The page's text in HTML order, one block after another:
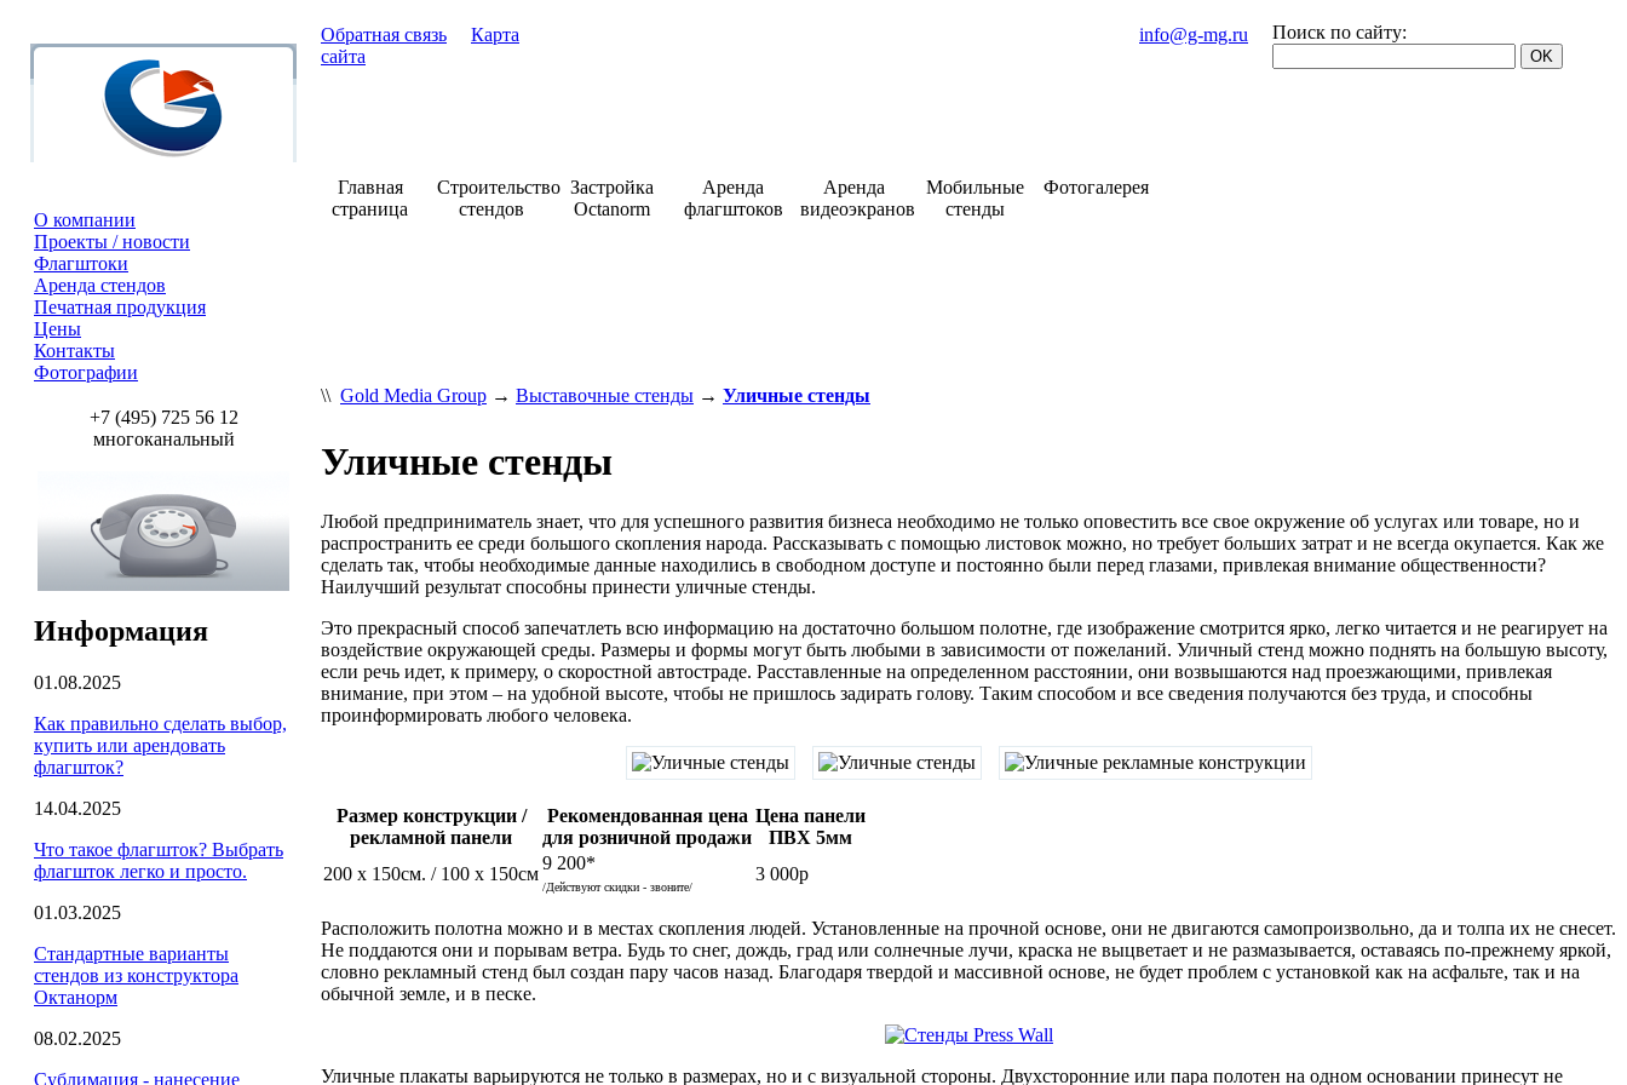
Главная
страница
Строительство
стендов
Застройка
Octanorm
Аренда
флагштоков
Аренда
видеоэкранов
Мобильные
стенды
Фотогалерея
О компании
Проекты / новости
Флагштоки
Аренда стендов
Печатная продукция
Цены
Контакты
Фотографии
+7 (495) 725 56 12
многоканальный
Информация
01.08.2025
Как правильно сделать выбор,
купить или арендовать
флагшток?
14.04.2025
Что такое флагшток? Выбрать
флагшток легко и просто.
01.03.2025
Стандартные варианты
стендов из конструктора
Октанорм
08.02.2025
Сублимация - нанесение
Поиск по сайту:
info@g-mg.ru
Обратная связь
Карта
сайта
\\ Gold Media Group → Выставочные стенды → Уличные стенды
Уличные стенды
Любой предприниматель знает, что для успешного развития бизнеса необходимо не только оповестить все свое окружение об услугах или товаре, но и
распространить ее среди большого скопления народа. Рассказывать с помощью листовок можно, но требует больших затрат и не всегда окупается. Как же
сделать так, чтобы необходимые данные находились в свободном доступе и постоянно были перед глазами, привлекая внимание общественности?
Наилучший результат способны принести уличные стенды.
Это прекрасный способ запечатлеть всю информацию на достаточно большом полотне, где изображение смотрится ярко, легко читается и не реагирует на
воздействие окружающей среды. Размеры и формы могут быть любыми в зависимости от пожеланий. Уличный стенд можно поднять на большую высоту,
если речь идет, к примеру, о скоростной автостраде. Расставленные на определенном расстоянии, они возвышаются над проезжающими, привлекая
внимание, при этом – на удобной высоте, чтобы не пришлось задирать голову. Таким способом и все сведения получаются без труда, и способны
проинформировать любого человека.
Размер конструкции /
рекламной панели
Рекомендованная цена
для розничной продажи
Цена панели
ПВХ 5мм
200 х 150см. / 100 х 150см
9 200*
/Действуют скидки - звоните/
3 000р
Расположить полотна можно и в местах скопления людей. Установленные на прочной основе, они не двигаются самопроизвольно, да и толпа их не снесет.
Не поддаются они и порывам ветра. Будь то снег, дождь, град или солнечные лучи, краска не выцветает и не размазывается, оставаясь по-прежнему яркой,
словно рекламный стенд был создан пару часов назад. Благодаря твердой и массивной основе, не будет проблем с установкой как на асфальте, так и на
обычной земле, и в песке.
Уличные плакаты варьируются не только в размерах, но и с визуальной стороны. Двухсторонние или пара полотен на одном основании принесут не